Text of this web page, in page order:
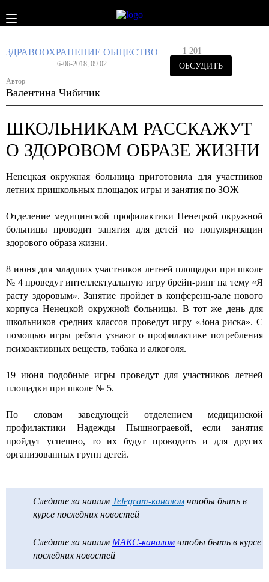
ЗДРАВООХРАНЕНИЕ ОБЩЕСТВО
6-06-2018, 09:02
Автор
Валентина Чибичик
1 201
ОБСУДИТЬ
ШКОЛЬНИКАМ РАССКАЖУТ
О ЗДОРОВОМ ОБРАЗЕ ЖИЗНИ
Ненецкая окружная больница приготовила для участников
летних пришкольных площадок игры и занятия по ЗОЖ
Отделение медицинской профилактики Ненецкой окружной
больницы проводит занятия для детей по популяризации
здорового образа жизни.
8 июня для младших участников летней площадки при школе
№ 4 проведут интеллектуальную игру брейн-ринг на тему «Я
расту здоровым». Занятие пройдет в конференц-зале нового
корпуса Ненецкой окружной больницы. В тот же день для
школьников средних классов проведут игру «Зона риска». С
помощью игры ребята узнают о профилактике потребления
психоактивных веществ, табака и алкоголя.
19 июня подобные игры проведут для участников летней
площадки при школе № 5.
По словам заведующей отделением медицинской
профилактики Надежды Пышнограевой, если занятия
пройдут успешно, то их будут проводить и для других
организованных групп детей.
Следите за нашим Telegram-каналом чтобы быть в
курсе последних новостей
Следите за нашим МАКС-каналом чтобы быть в курсе
последних новостей